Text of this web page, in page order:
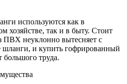
используются как в
хозяйстве, так и в быту. Стоит
ПВХ неуклонно вытесняет с
и купить гофрированный
большого труда.